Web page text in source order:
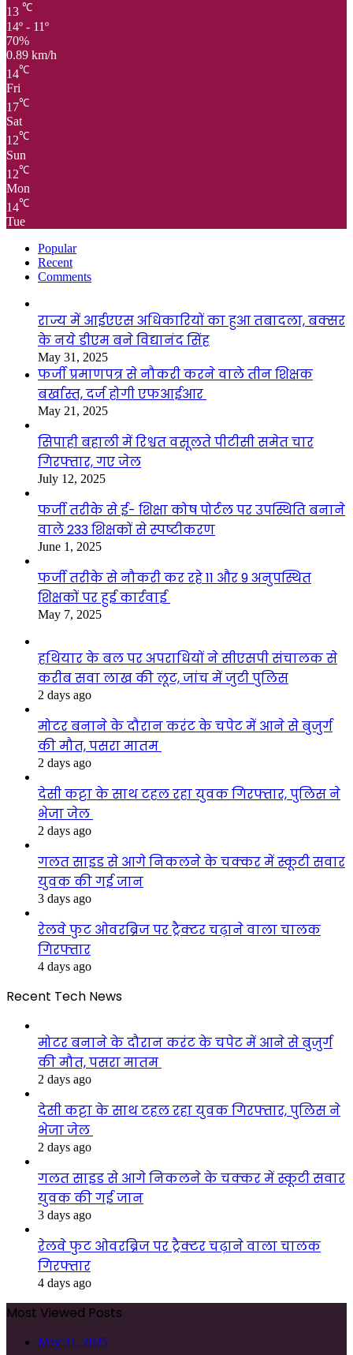
13 ℃
14º - 11º
70%
0.89 km/h
14℃
Fri
17℃
Sat
12℃
Sun
12℃
Mon
14℃
Tue
Popular
Recent
Comments
राज्य में आईएएस अधिकारियों का हुआ तबादला, बक्सर
के नये डीएम बने विद्यानंद सिंह
May 31, 2025
फर्जी प्रमाणपत्र से नौकरी करने वाले तीन शिक्षक
बर्खास्त, दर्ज होगी एफआईआर
May 21, 2025
सिपाही बहाली में रिश्वत वसूलते पीटीसी समेत चार
गिरफ्तार, गए जेल
July 12, 2025
फर्जी तरीके से ई- शिक्षा कोष पोर्टल पर उपस्थिति बनाने
वाले 233 शिक्षकों से स्पष्टीकरण
June 1, 2025
फर्जी तरीके से नौकरी कर रहे 11 और 9 अनुपस्थित
शिक्षकों पर हुई कार्रवाई
May 7, 2025
हथियार के बल पर अपराधियों ने सीएसपी संचालक से
करीब सवा लाख की लूट, जांच में जुटी पुलिस
2 days ago
मोटर बनाने के दौरान करंट के चपेट में आने से बुजुर्ग
की मौत, पसरा मातम
2 days ago
देसी कट्टा के साथ टहल रहा युवक गिरफ्तार, पुलिस ने
भेजा जेल
2 days ago
गलत साइड से आगे निकलने के चक्कर में स्कूटी सवार
युवक की गई जान
3 days ago
रेलवे फुट ओवरब्रिज पर ट्रैक्टर चढ़ाने वाला चालक
गिरफ्तार
4 days ago
Recent Tech News
मोटर बनाने के दौरान करंट के चपेट में आने से बुजुर्ग
की मौत, पसरा मातम
2 days ago
देसी कट्टा के साथ टहल रहा युवक गिरफ्तार, पुलिस ने
भेजा जेल
2 days ago
गलत साइड से आगे निकलने के चक्कर में स्कूटी सवार
युवक की गई जान
3 days ago
रेलवे फुट ओवरब्रिज पर ट्रैक्टर चढ़ाने वाला चालक
गिरफ्तार
4 days ago
Most Viewed Posts
May 31, 2025